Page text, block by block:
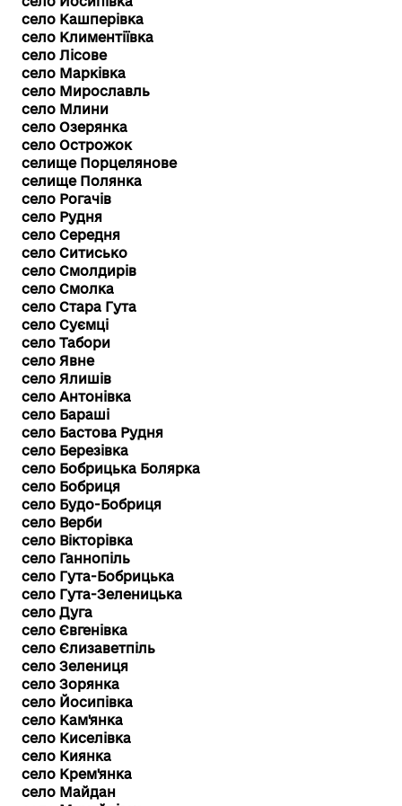
село Кашперівка
село Климентіївка
село Лісове
село Марківка
село Мирославль
село Млини
село Озерянка
село Острожок
селище Порцелянове
селище Полянка
село Рогачів
село Рудня
село Середня
село Ситисько
село Смолдирів
село Смолка
село Стара Гута
село Суємці
село Табори
село Явне
село Ялишів
село Антонівка
село Бараші
село Бастова Рудня
село Березівка
село Бобрицька Болярка
село Бобриця
село Будо-Бобриця
село Верби
село Вікторівка
село Ганнопіль
село Гута-Бобрицька
село Гута-Зеленицька
село Дуга
село Євгенівка
село Єлизаветпіль
село Зелениця
село Зорянка
село Йосипівка
село Кам'янка
село Киселівка
село Киянка
село Крем'янка
село Майдан